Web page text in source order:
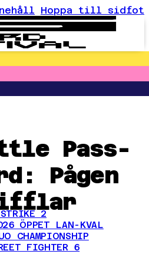
Hoppa till sidfot
STRIKE 2
ÖPPET LAN-KVAL
CHAMPIONSHIP
FIGHTER 6
Pass-
Pågen